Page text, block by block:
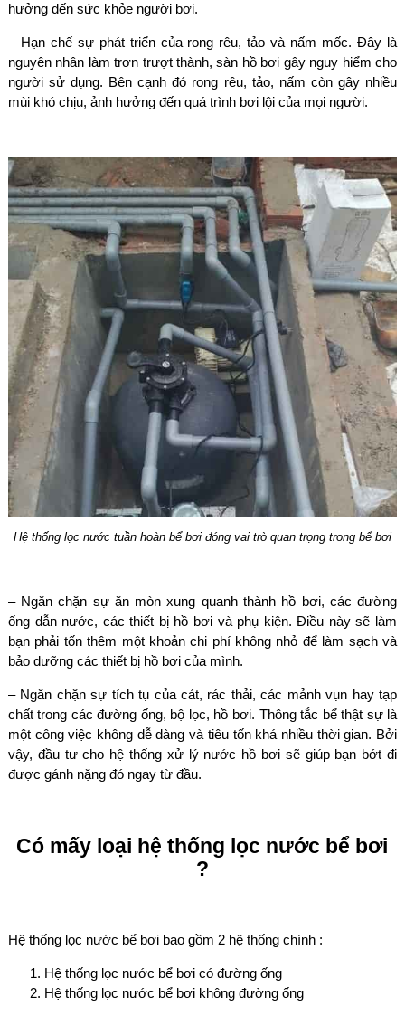
hưởng đến sức khỏe người bơi.
– Hạn chế sự phát triển của rong rêu, tảo và nấm mốc. Đây là
nguyên nhân làm trơn trượt thành, sàn hồ bơi gây nguy hiểm cho
người sử dụng. Bên cạnh đó rong rêu, tảo, nấm còn gây nhiều
mùi khó chịu, ảnh hưởng đến quá trình bơi lội của mọi người.
Hệ thống lọc nước tuần hoàn bể bơi đóng vai trò quan trọng trong bể bơi
– Ngăn chặn sự ăn mòn xung quanh thành hồ bơi, các đường
ống dẫn nước, các thiết bị hồ bơi và phụ kiện. Điều này sẽ làm
bạn phải tốn thêm một khoản chi phí không nhỏ để làm sạch và
bảo dưỡng các thiết bị hồ bơi của mình.
– Ngăn chặn sự tích tụ của cát, rác thải, các mảnh vụn hay tạp
chất trong các đường ống, bộ lọc, hồ bơi. Thông tắc bể thật sự là
một công việc không dễ dàng và tiêu tốn khá nhiều thời gian. Bởi
vậy, đầu tư cho hệ thống xử lý nước hồ bơi sẽ giúp bạn bớt đi
được gánh nặng đó ngay từ đầu.
Có mấy loại hệ thống lọc nước bể bơi
?
Hệ thống lọc nước bể bơi bao gồm 2 hệ thống chính :
Hệ thống lọc nước bể bơi có đường ống
Hệ thống lọc nước bể bơi không đường ống